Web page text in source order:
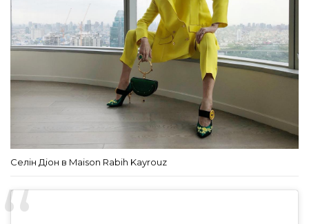
Селін Діон в Maison Rabih Kayrouz